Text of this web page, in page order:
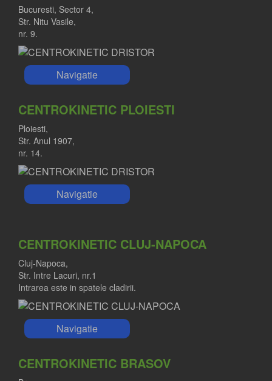
Bucuresti, Sector 4,
Str. Nitu Vasile,
nr. 9.
Navigatie
CENTROKINETIC PLOIESTI
Ploiesti,
Str. Anul 1907,
nr. 14.
Navigatie
CENTROKINETIC CLUJ-NAPOCA
Cluj-Napoca,
Str. Intre Lacuri, nr.1
Intrarea este in spatele cladirii.
Navigatie
CENTROKINETIC BRASOV